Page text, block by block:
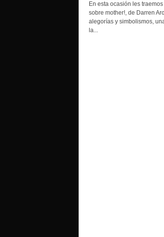
En esta ocasión les
sobre mother!, de Darren
alegorías y simbolismos,
la...